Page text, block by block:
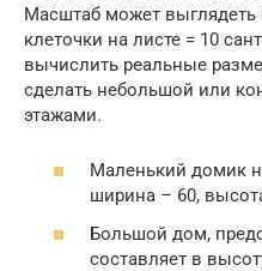
Масштаб может
клеточки на листе = 10
вычислить реальные
сделать небольшой или
этажами.
Маленький домик
ширина – 60,
Большой дом,
составляет в